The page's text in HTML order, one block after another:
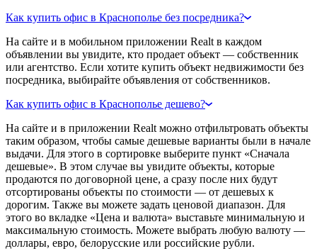
Как купить офис в Краснополье без посредника?
На сайте и в мобильном приложении Realt в каждом
объявлении вы увидите, кто продает объект — собственник
или агентство. Если хотите купить объект недвижимости без
посредника, выбирайте объявления от собственников.
Как купить офис в Краснополье дешево?
На сайте и в приложении Realt можно отфильтровать объекты
таким образом, чтобы самые дешевые варианты были в начале
выдачи. Для этого в сортировке выберите пункт «Сначала
дешевые». В этом случае вы увидите объекты, которые
продаются по договорной цене, а сразу после них будут
отсортированы объекты по стоимости — от дешевых к
дорогим. Также вы можете задать ценовой диапазон. Для
этого во вкладке «Цена и валюта» выставьте минимальную и
максимальную стоимость. Можете выбрать любую валюту —
доллары, евро, белорусские или российские рубли.